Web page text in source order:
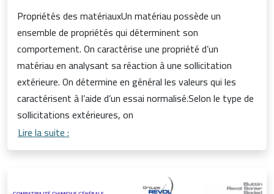
Propriétés des matériauxUn matériau possède un
ensemble de propriétés qui déterminent son
comportement. On caractérise une propriété d’un
matériau en analysant sa réaction à une sollicitation
extérieure. On détermine en général les valeurs qui les
caractérisent à l’aide d’un essai normalisé.Selon le type de
sollicitations extérieures, on
Lire la suite :